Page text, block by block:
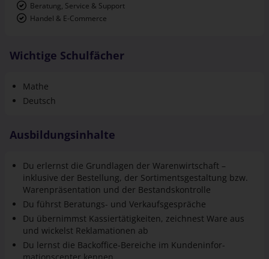
Beratung, Service & Support
Handel & E-Commerce
Wichtige Schulfächer
Mathe
Deutsch
Ausbildungsinhalte
Du erlernst die Grundlagen der Warenwirtschaft –
inklusive der Bestellung, der Sortiments­gestaltung bzw.
Waren­präsentation und der Bestandskontrolle
Du führst Beratungs- und Verkaufsgespräche
Du übernimmst Kassier­tätigkeiten, zeichnest Ware aus
und wickelst Reklamationen ab
Du lernst die Backoffice-Bereiche im Kunden­infor­